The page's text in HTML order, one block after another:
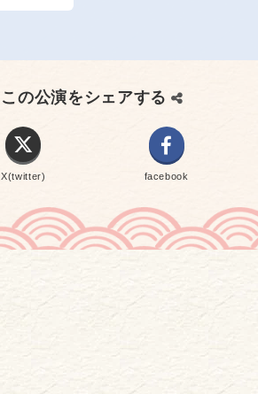
この公演をシェアする
X(twitter) facebook